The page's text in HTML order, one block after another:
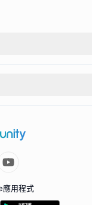
用程式